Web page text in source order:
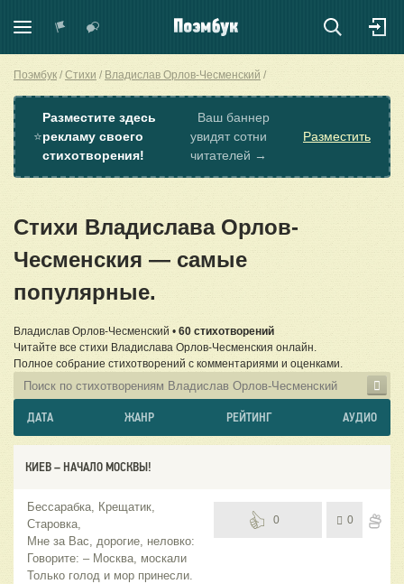
Поэмбук Стихи Владислав Орлов-Чесменский
⭐
Разместите здесь
рекламу своего
стихотворения!
Ваш баннер
увидят сотни
читателей →
Разместить
Стихи Владислава Орлов-
Чесменския — самые
популярные.
Владислав Орлов-Чесменский • 60 стихотворений
Читайте все стихи Владислава Орлов-Чесменския онлайн.
Полное собрание стихотворений с комментариями и оценками.
ДАТА ЖАНР РЕЙТИНГ АУДИО
КИЕВ – НАЧАЛО МОСКВЫ!
Бессарабка, Крещатик,
Старовка,
Мне за Вас, дорогие, неловко:
Говорите: – Москва, москали
Только голод и мор принесли.
0 0